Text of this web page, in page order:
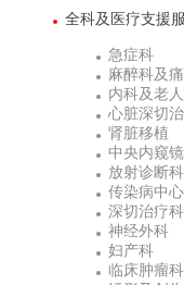
全科及医疗支援
急症科
麻醉科及
内科及老
心脏深切
肾脏移植
中央内窥
放射诊断科
传染病中心
深切治疗科
神经外科
妇产科
临床肿瘤科